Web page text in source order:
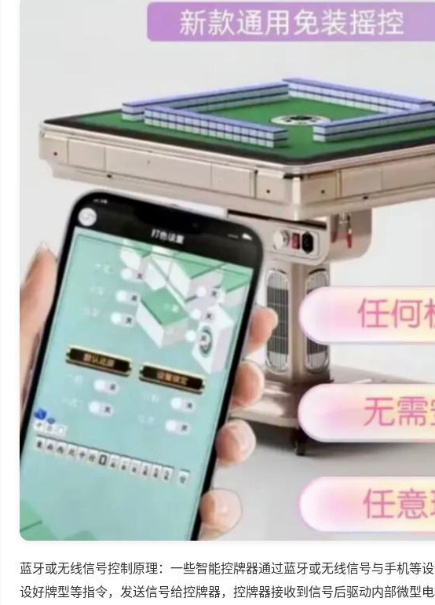
蓝牙或无线信号控制原理：一些智能控牌器通过蓝牙或无线信号与手机等
设好牌型等指令，发送信号给控牌器，控牌器接收到信号后驱动内部微型